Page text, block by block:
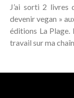
J’ai sorti 2 livres
devenir vegan »
éditions La Plage.
travail sur ma